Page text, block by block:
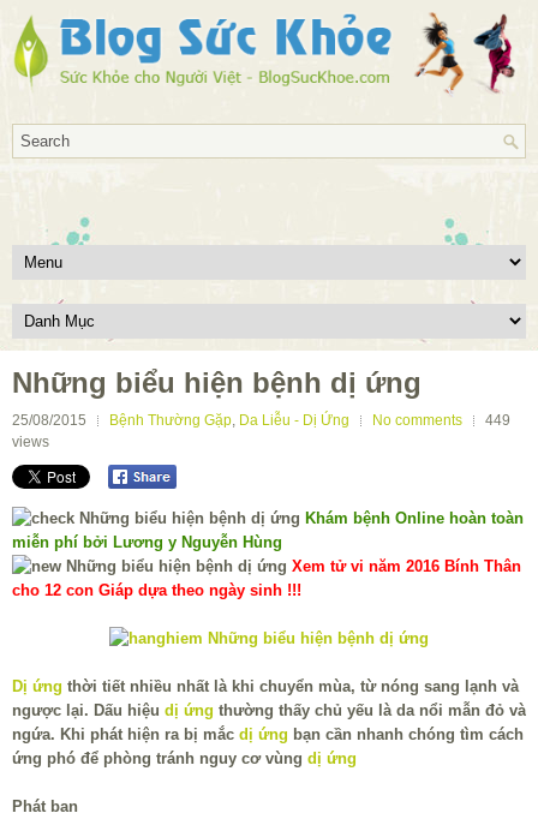
Những biểu hiện bệnh dị ứng
25/08/2015 Bệnh Thường Gặp, Da Liễu - Dị Ứng No comments
449
views
Khám bệnh Online hoàn toàn
miễn phí bởi Lương y Nguyễn Hùng
Xem tử vi năm 2016 Bính Thân
cho 12 con Giáp dựa theo ngày sinh !!!
Dị ứng thời tiết nhiều nhất là khi chuyển mùa, từ nóng sang lạnh và
ngược lại. Dấu hiệu dị ứng thường thấy chủ yếu là da nổi mẫn đỏ và
ngứa. Khi phát hiện ra bị mắc dị ứng bạn cần nhanh chóng tìm cách
ứng phó để phòng tránh nguy cơ vùng dị ứng
Phát ban